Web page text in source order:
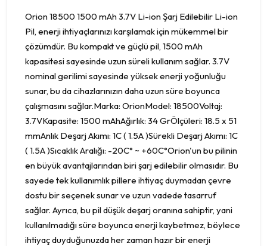
Orion 18500 1500 mAh 3.7V Li-ion Şarj Edilebilir Li-ion
Pil, enerji ihtiyaçlarınızı karşılamak için mükemmel bir
çözümdür. Bu kompakt ve güçlü pil, 1500 mAh
kapasitesi sayesinde uzun süreli kullanım sağlar. 3.7V
nominal gerilimi sayesinde yüksek enerji yoğunluğu
sunar, bu da cihazlarınızın daha uzun süre boyunca
çalışmasını sağlar.Marka: OrionModel: 18500Voltaj:
3.7VKapasite: 1500 mAhAğırlık: 34 GrÖlçüleri: 18.5 x 51
mmAnlık Deşarj Akımı: 1C ( 1.5A )Sürekli Deşarj Akımı: 1C
( 1.5A )Sıcaklık Aralığı: -20C° ~ +60C°Orion'un bu pilinin
en büyük avantajlarından biri şarj edilebilir olmasıdır. Bu
sayede tek kullanımlık pillere ihtiyaç duymadan çevre
dostu bir seçenek sunar ve uzun vadede tasarruf
sağlar. Ayrıca, bu pil düşük deşarj oranına sahiptir, yani
kullanılmadığı süre boyunca enerji kaybetmez, böylece
ihtiyaç duyduğunuzda her zaman hazır bir enerji